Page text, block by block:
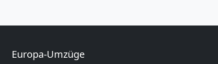
Europa-Umzüge